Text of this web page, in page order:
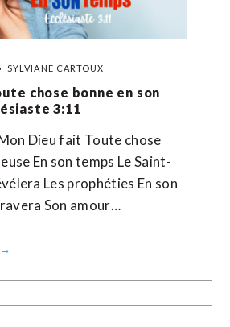
SYLVIANE CARTOUX
chose bonne en son
3:11
Dieu fait Toute chose
En son temps Le Saint-
Les prophéties En son
Son amour…
→